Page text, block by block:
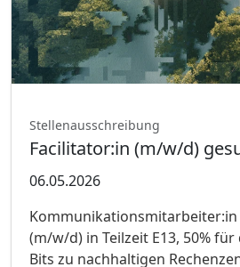
Stellenausschreibung
Facilitator:in (m/w/d)
06.05.2026
(m/w/d) in Teilzeit E13, 50%
Bits zu nachhaltigen